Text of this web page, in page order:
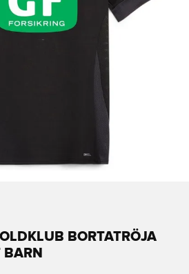
BORTATRÖJA